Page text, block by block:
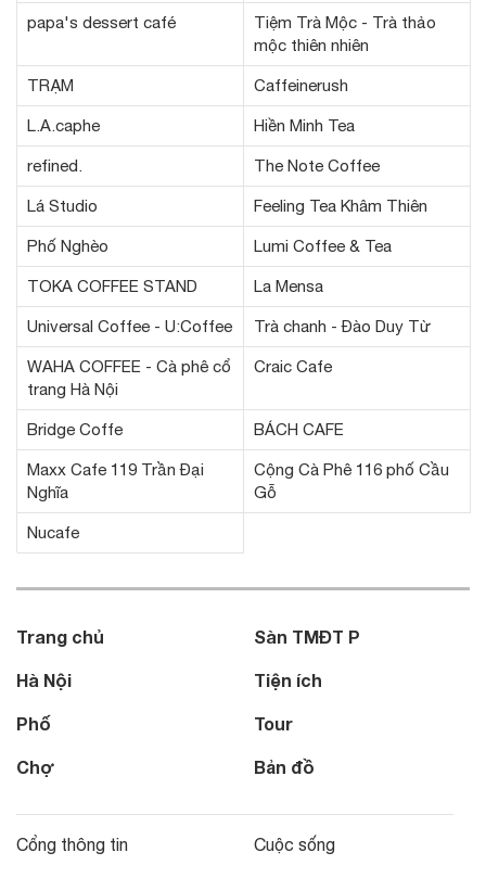
papa's dessert café
Tiệm Trà Mộc - Trà thảo
mộc thiên nhiên
TRẠM Caffeinerush
L.A.caphe Hiền Minh Tea
refined. The Note Coffee
Lá Studio Feeling Tea Khâm Thiên
Phố Nghèo Lumi Coffee & Tea
TOKA COFFEE STAND La Mensa
Universal Coffee - U:Coffee Trà chanh - Đào Duy Từ
WAHA COFFEE - Cà phê cổ
trang Hà Nội
Craic Cafe
Bridge Coffe BÁCH CAFE
Maxx Cafe 119 Trần Đại
Nghĩa
Cộng Cà Phê 116 phố Cầu
Gỗ
Nucafe
Trang chủ
Hà Nội
Phố
Chợ
Sàn TMĐT P
Tiện ích
Tour
Bản đồ
Cổng thông tin Cuộc sống